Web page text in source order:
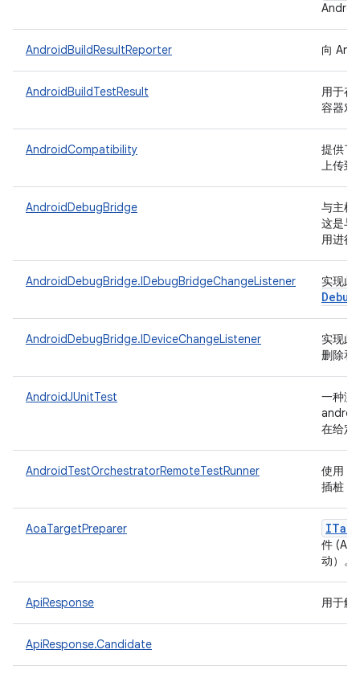
AndroidBuildResultReporter 向
AndroidBuildTestResult
用于存
容器对
AndroidCompatibility
提供了
上传到
AndroidDebugBridge
与主机
这是与
用进行
AndroidDebugBridge.IDebugBridgeChangeListener 实现此
Debug
AndroidDebugBridge.IDeviceChangeListener
实现此
删除和
AndroidJUnitTest
一种测
在给定
AndroidTestOrchestratorRemoteTestRunner
使用
插桩
AoaTargetPreparer
件
动）。
ApiResponse 用于解
ApiResponse.Candidate